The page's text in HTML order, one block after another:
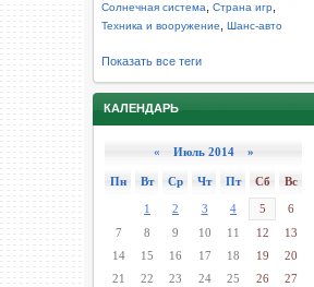
Солнечная система Страна игр
Техника и вооружение Шанс-авто
Показать все теги
КАЛЕНДАРЬ
« Июль 2014 »
Пн Вт Ср Чт Пт Сб Вс
1 2 3 4 5
6
7
8 9 10 11 12
13
14
15 16 17 18 19
20
21
22 23 24 25 26 27